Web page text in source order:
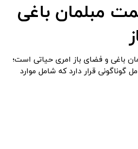
مبلمان باغی
باغی و فضای باز امری حیاتی است؛
گوناگونی قرار دارد که شامل موارد